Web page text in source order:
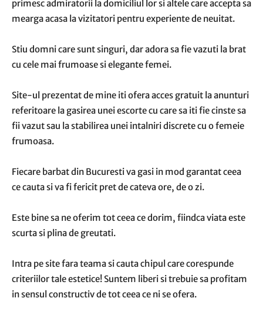
primesc admiratorii la domiciliul lor si altele care accepta sa
mearga acasa la vizitatori pentru experiente de neuitat.
Stiu domni care sunt singuri, dar adora sa fie vazuti la brat
cu cele mai frumoase si elegante femei.
Site-ul prezentat de mine iti ofera acces gratuit la anunturi
referitoare la gasirea unei escorte cu care sa iti fie cinste sa
fii vazut sau la stabilirea unei intalniri discrete cu o femeie
frumoasa.
Fiecare barbat din Bucuresti va gasi in mod garantat ceea
ce cauta si va fi fericit pret de cateva ore, de o zi.
Este bine sa ne oferim tot ceea ce dorim, fiindca viata este
scurta si plina de greutati.
Intra pe site fara teama si cauta chipul care corespunde
criteriilor tale estetice! Suntem liberi si trebuie sa profitam
in sensul constructiv de tot ceea ce ni se ofera.